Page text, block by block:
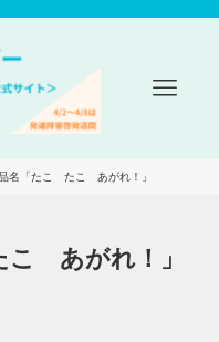
名「たこ　たこ　あがれ！」
あがれ！」